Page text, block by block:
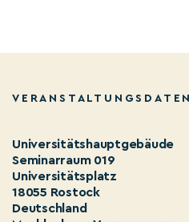
VERANSTALTUNGSDATEN
Universitätshauptgebäude
Seminarraum 019
Universitätsplatz
18055 Rostock
Deutschland